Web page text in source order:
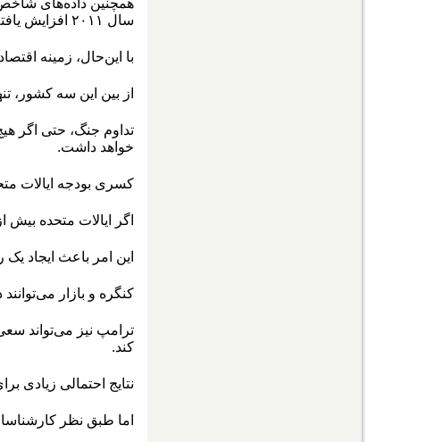
سال ۲۰۱۱ افزایش یافته است.
با‌ این‌حال، زمینه
از بین این سه کشور،
تداوم جنگ، حتی اگر
خواهد داشت.
کسری بودجه ایالات
اگر ایالات متحده
این امر باعث ایجاد
کنگره و بازار
ترامپ نیز می‌‌‌تواند
کند.
نتایج احتمالی زیادی
اما طبق نظر